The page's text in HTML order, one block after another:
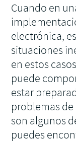
Cuando en
electrónica,
situaciones
en estos
puede
estar
problemas de
son algunos
puedes